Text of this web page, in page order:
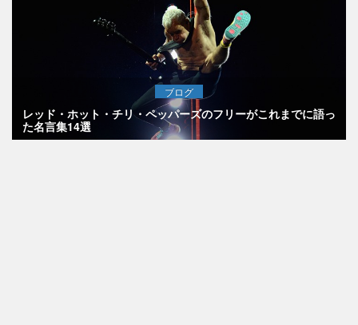
ブログ
レッド・ホット・チリ・ペッパーズのフリーがこれまでに語っ
た名言集14選